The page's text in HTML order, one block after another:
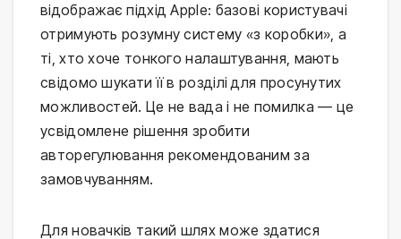
відображає підхід Apple: базові користувачі
отримують розумну систему «з коробки», а
ті, хто хоче тонкого налаштування, мають
свідомо шукати її в розділі для просунутих
можливостей. Це не вада і не помилка — це
усвідомлене рішення зробити
авторегулювання рекомендованим за
замовчуванням.
Для новачків такий шлях може здатися